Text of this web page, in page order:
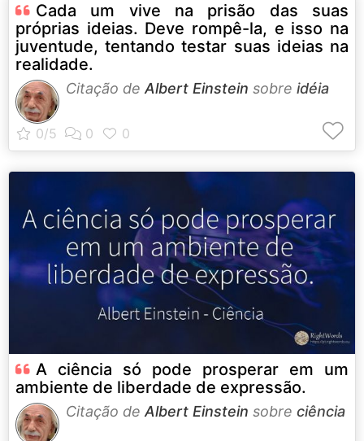
Cada um vive na prisão das suas
próprias ideias. Deve rompê-la, e isso na
juventude, tentando testar suas ideias na
realidade.
Citação de Albert Einstein sobre idéia
A ciência só pode prosperar em um
ambiente de liberdade de expressão.
Citação deAlbert Einstein sobre ciência